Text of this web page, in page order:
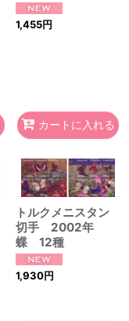
1,455円
カートに入れる
トルクメニスタン
切手 2002年
蝶 12種
1,930円